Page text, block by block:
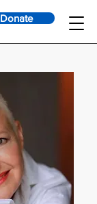
Donate